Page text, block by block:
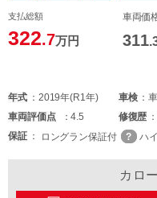
支払総額
322.7万円
車両価
311
年式 2019年(R1年) 車検
車両評価点 4.5 修復歴
保証
ロングラン保証付 ハ
カロ